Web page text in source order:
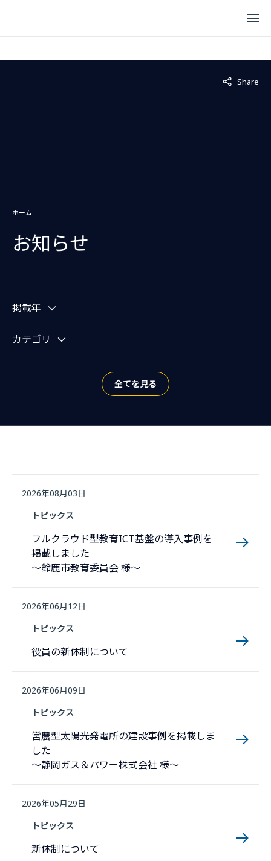
ホーム
お知らせ
Share
Not
掲載年
カテゴリ
全てを見る
2026年08月03日
トピックス
フルクラウド型教育ICT基盤の導入事例を
掲載しました
～鈴鹿市教育委員会 様～
2026年06月12日
トピックス
役員の新体制について
2026年06月09日
トピックス
営農型太陽光発電所の建設事例を掲載しま
した
～静岡ガス＆パワー株式会社 様～
2026年05月29日
トピックス
新体制について